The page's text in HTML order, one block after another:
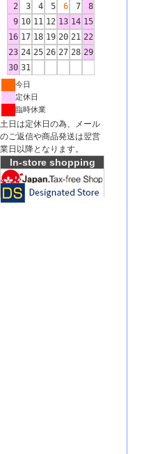
2
3 4 5 6 7
8
9 10 11 12 13 14 15
16 17 18 19 20 21 22
23 24 25 26 27 28 29
30 31
今日
定休日
臨時休業
土日は定休日の為、メール
のご返信や商品発送は翌営
業日以降となります。
In-store shopping